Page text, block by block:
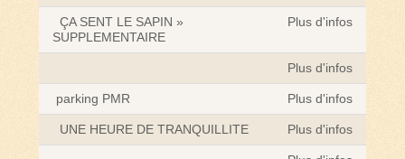
ÇA SENT LE SAPIN »
SUPPLEMENTAIRE
Plus d'infos
Plus d'infos
parking PMR Plus d'infos
UNE HEURE DE TRANQUILLITE Plus d'infos